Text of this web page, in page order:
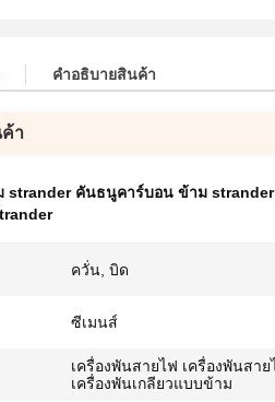
คําอธิบายสินค้า
ค้า
strander คันธนูคาร์บอน ข้าม
ควั่น, บิด
ซีเมนส์
เครื่องพันสายไฟ เครื่องพันสาย
เครื่องพันเกลียวแบบข้าม